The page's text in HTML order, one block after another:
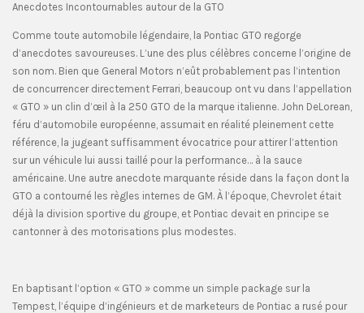
Anecdotes Incontournables autour de la GTO
Comme toute automobile légendaire, la Pontiac GTO regorge
d’anecdotes savoureuses. L’une des plus célèbres concerne l’origine de
son nom. Bien que General Motors n’eût probablement pas l’intention
de concurrencer directement Ferrari, beaucoup ont vu dans l’appellation
« GTO » un clin d’œil à la 250 GTO de la marque italienne. John DeLorean,
féru d’automobile européenne, assumait en réalité pleinement cette
référence, la jugeant suffisamment évocatrice pour attirer l’attention
sur un véhicule lui aussi taillé pour la performance… à la sauce
américaine. Une autre anecdote marquante réside dans la façon dont la
GTO a contourné les règles internes de GM. À l’époque, Chevrolet était
déjà la division sportive du groupe, et Pontiac devait en principe se
cantonner à des motorisations plus modestes.
En baptisant l’option « GTO » comme un simple package sur la
Tempest, l’équipe d’ingénieurs et de marketeurs de Pontiac a rusé pour